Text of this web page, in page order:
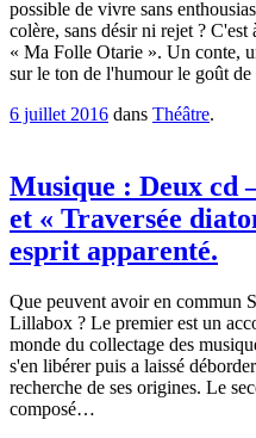
possible de vivre sans
colère, sans désir ni rejet ?
« Ma Folle Otarie ». Un conte,
sur le ton de l'humour le goût
6 juillet 2016 dans Théâtre.
Musique : Deux cd
et « Traversée
esprit apparenté.
Que peuvent avoir en commun
Lillabox ? Le premier est un
monde du collectage des
s'en libérer puis a laissé
recherche de ses origines. Le
composé…